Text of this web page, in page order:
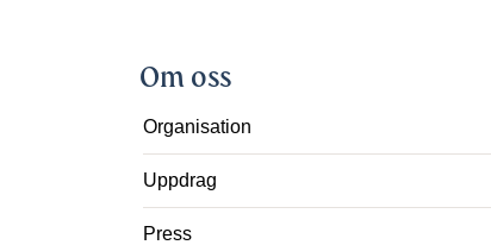
Om oss
Organisation
Uppdrag
Press